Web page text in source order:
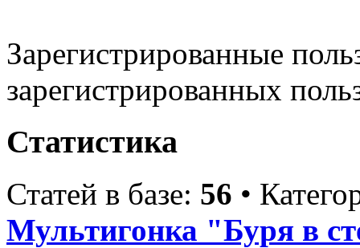
Зарегистрированные
зарегистрированных
Статистика
Статей в базе: 56 •
Мультигонка "Буря в